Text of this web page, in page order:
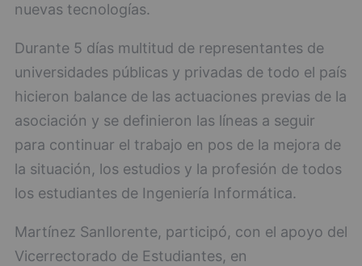
nuevas tecnologías.
Durante 5 días multitud de representantes de
universidades públicas y privadas de todo el país
hicieron balance de las actuaciones previas de la
asociación y se definieron las líneas a seguir
para continuar el trabajo en pos de la mejora de
la situación, los estudios y la profesión de todos
los estudiantes de Ingeniería Informática.
Martínez Sanllorente, participó, con el apoyo del
Vicerrectorado de Estudiantes, en